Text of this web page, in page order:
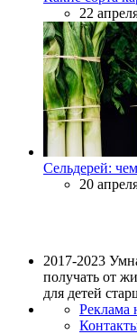
22
Сельдерей:
20
2017-2023
получать от
для детей
Реклама